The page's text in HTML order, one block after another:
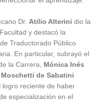
Dr. Atilio Alterini dio la
y destacó la
Traductorado Público
En particular, subrayó el
la Carrera, Mónica Inés
de Sabatini
logro reciente de haber
especialización en el